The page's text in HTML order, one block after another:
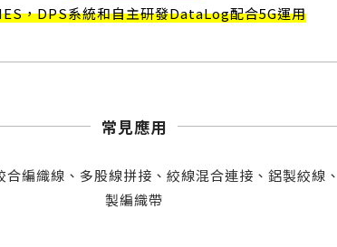
，DPS系統和自主研發DataLog配合5G運用
常見應用
編織線、多股線拼接、絞線混合連接、鋁製絞線
製編織帶